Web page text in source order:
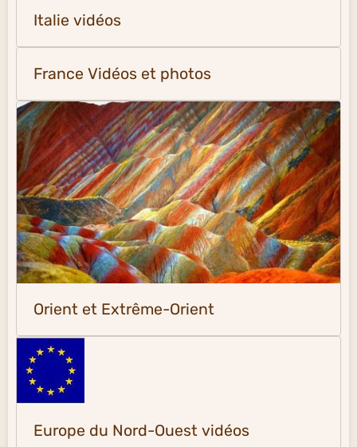
Italie vidéos
France Vidéos et photos
Orient et Extrême-Orient
Europe du Nord-Ouest vidéos